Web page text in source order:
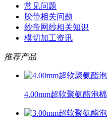
常见问题
胶带相关问题
纱帝网纱相关知识
模切加工资讯
推荐产品
4.00mm超软聚氨酯泡棉